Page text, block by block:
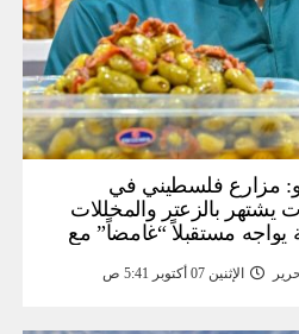
مزارع فلسطيني في
يشتهر بالزعتر والمخللات
يواجه مستقبلاً “غامضاً” ​​مع
الإثنين 07 أكتوبر 5:41 ص